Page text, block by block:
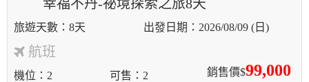
幸福不丹-祕境探索之旅8天
8天 2026/08/09 (日)
航班
銷售價$99,000
機位 2 可售 2